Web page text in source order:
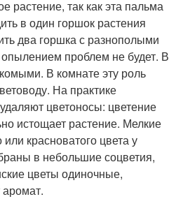
растение, так как эта пальма
в один горшок растения
два горшка с разнополыми
проблем не будет. В
В комнате эту роль
На практике
цветоносы: цветение
истощает растение. Мелкие
красноватого цвета у
в небольшие соцветия,
цветы одиночные,